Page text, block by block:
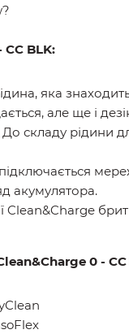
CC BLK:
яка
але ще і
До складу рідини
підключається
акумулятора.
Clean&Charge
0 -